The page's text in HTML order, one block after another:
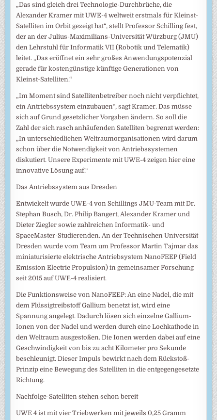
„Das sind gleich drei Technologie-Durchbrüche, die
Alexander Kramer mit UWE-4 weltweit erstmals für Kleinst-
Satelliten im Orbit gezeigt hat“, stellt Professor Schilling fest,
der an der Julius-Maximilians-Universität Würzburg (JMU)
den Lehrstuhl für Informatik VII (Robotik und Telematik)
leitet. „Das eröffnet ein sehr großes Anwendungspotenzial
gerade für kostengünstige künftige Generationen von
Kleinst-Satelliten.“
„Im Moment sind Satellitenbetreiber noch nicht verpflichtet,
ein Antriebssystem einzubauen“, sagt Kramer. Das müsse
sich auf Grund gesetzlicher Vorgaben ändern. So soll die
Zahl der sich rasch anhäufenden Satelliten begrenzt werden:
„In unterschiedlichen Weltraumorganisationen wird darum
schon über die Notwendigkeit von Antriebssystemen
diskutiert. Unsere Experimente mit UWE-4 zeigen hier eine
innovative Lösung auf.“
Das Antriebssystem aus Dresden
Entwickelt wurde UWE-4 von Schillings JMU-Team mit Dr.
Stephan Busch, Dr. Philip Bangert, Alexander Kramer und
Dieter Ziegler sowie zahlreichen Informatik- und
SpaceMaster-Studierenden. An der Technischen Universität
Dresden wurde vom Team um Professor Martin Tajmar das
miniaturisierte elektrische Antriebsystem NanoFEEP (Field
Emission Electric Propulsion) in gemeinsamer Forschung
seit 2015 auf UWE-4 realisiert.
Die Funktionsweise von NanoFEEP: An eine Nadel, die mit
dem Flüssigtreibstoff Gallium benetzt ist, wird eine
Spannung angelegt. Dadurch lösen sich einzelne Gallium-
Ionen von der Nadel und werden durch eine Lochkathode in
den Weltraum ausgestoßen. Die Ionen werden dabei auf eine
Geschwindigkeit von bis zu acht Kilometer pro Sekunde
beschleunigt. Dieser Impuls bewirkt nach dem Rückstoß-
Prinzip eine Bewegung des Satelliten in die entgegengesetzte
Richtung.
Nachfolge-Satelliten stehen schon bereit
UWE 4 ist mit vier Triebwerken mit jeweils 0,25 Gramm